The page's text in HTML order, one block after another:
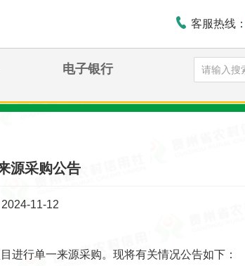
客服热线：
电子银行
源采购公告
11-12
进行单一来源采购。现将有关情况公告如下：